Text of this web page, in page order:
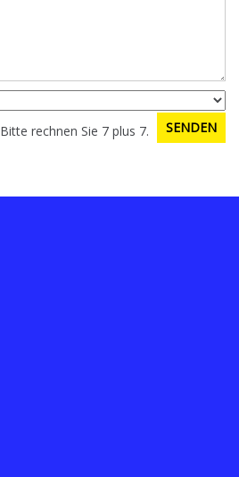
Bitte rechnen Sie 7 plus 7.